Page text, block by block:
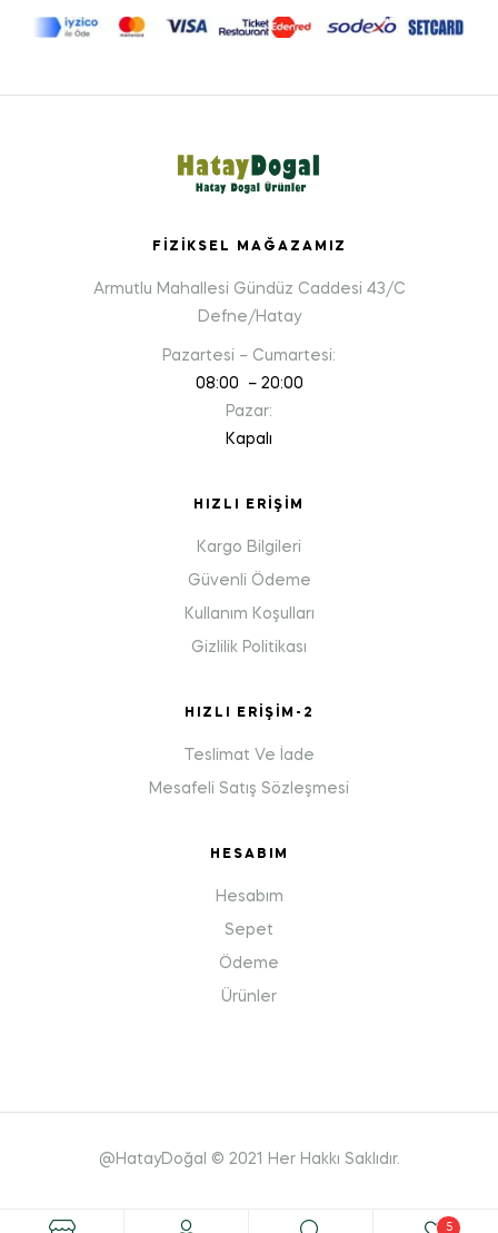
FIZIKSEL MAĞAZAMIZ
Armutlu Mahallesi Gündüz Caddesi 43/C
Defne/Hatay
Pazartesi – Cumartesi:
08:00 – 20:00
Pazar:
Kapalı
HIZLI ERIŞIM
Kargo Bilgileri
Güvenli Ödeme
Kullanım Koşulları
Gizlilik Politikası
HIZLI ERIŞIM-2
Teslimat Ve İade
Mesafeli Satış Sözleşmesi
HESABIM
Hesabım
Sepet
Ödeme
Ürünler
@HatayDoğal © 2021 Her Hakkı Saklıdır.
5